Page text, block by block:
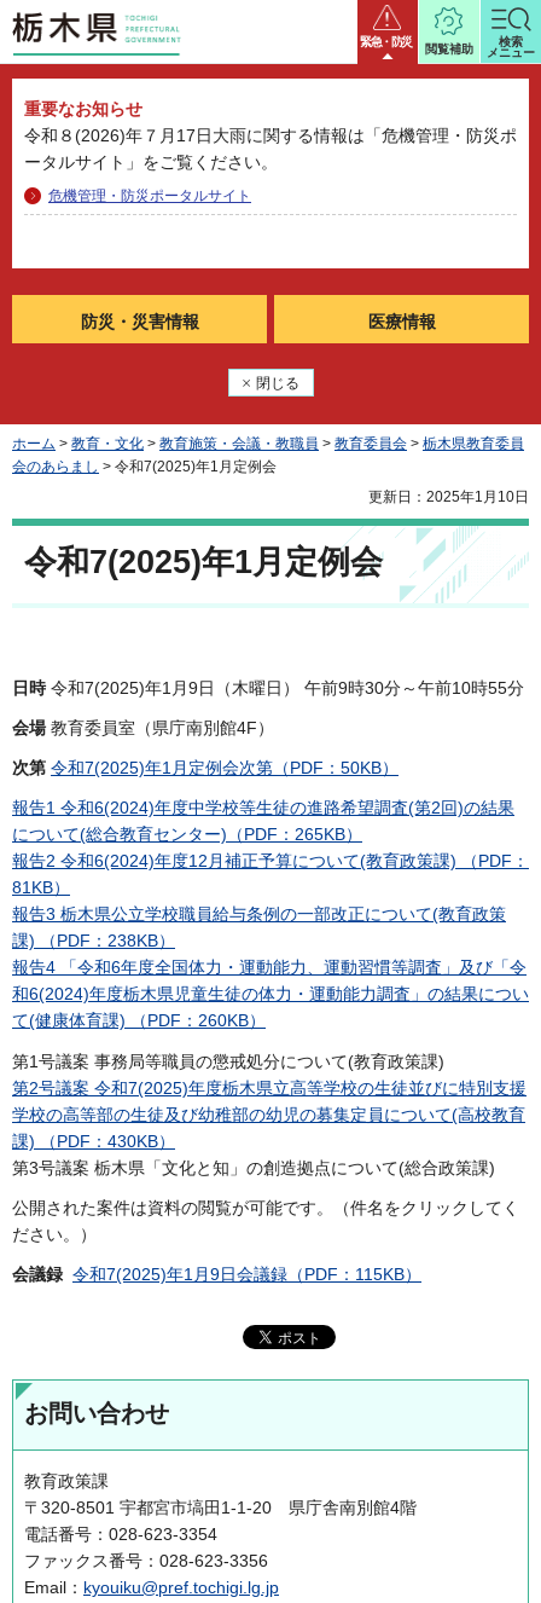
栃木県 緊急・防災
重要なお知らせ
令和８(2026)年７月17日大雨に関する情報は「危機管理・防災ポ
ータルサイト」をご覧ください。
危機管理・防災ポータルサイト
防災・ 災害情報 医療情報
閉じる
閲覧補助
検索
メニュー
ホーム > 教育・文化 > 教育施策・会議・教職員 > 教育委員会 > 栃木県教育委員
会のあらまし > 令和7(2025)年1月定例会
更新日：2025年1月10日
令和7(2025)年1月定例会
日時令和7(2025)年1月9日（木曜日） 午前9時30分～午前10時55分
会場教育委員室（県庁南別館4F）
次第 令和7(2025)年1月定例会次第（PDF：50KB）
報告1 令和6(2024)年度中学校等生徒の進路希望調査(第2回)の結果
について(総合教育センター)（PDF：265KB）
報告2 令和6(2024)年度12月補正予算について(教育政策課) （PDF：
81KB）
報告3 栃木県公立学校職員給与条例の一部改正について(教育政策
課) （PDF：238KB）
報告4 「令和6年度全国体力・運動能力、運動習慣等調査」及び「令
和6(2024)年度栃木県児童生徒の体力・運動能力調査」の結果につい
て(健康体育課) （PDF：260KB）
第1号議案 事務局等職員の懲戒処分について(教育政策課)
第2号議案 令和7(2025)年度栃木県立高等学校の生徒並びに特別支援
学校の高等部の生徒及び幼稚部の幼児の募集定員について(高校教育
課) （PDF：430KB）
第3号議案 栃木県「文化と知」の創造拠点について(総合政策課)
公開された案件は資料の閲覧が可能です。（件名をクリックしてく
ださい。）
会議録 令和7(2025)年1月9日会議録（PDF：115KB）
お問い合わせ
教育政策課
〒320-8501 宇都宮市塙田1-1-20 県庁舎南別館4階
電話番号：028-623-3354
ファックス番号：028-623-3356
Email： kyouiku@pref.tochigi.lg.jp